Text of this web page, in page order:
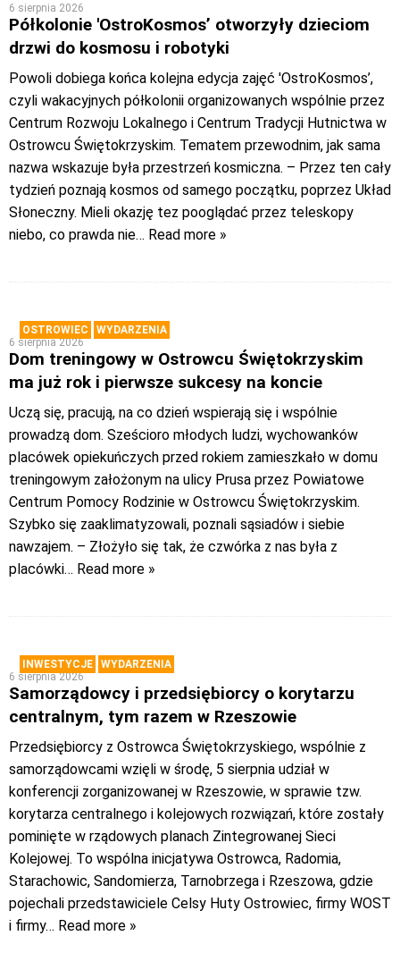
6 sierpnia 2026
Półkolonie 'OstroKosmos’ otworzyły dzieciom
drzwi do kosmosu i robotyki
Powoli dobiega końca kolejna edycja zajęć 'OstroKosmos’,
czyli wakacyjnych półkolonii organizowanych wspólnie przez
Centrum Rozwoju Lokalnego i Centrum Tradycji Hutnictwa w
Ostrowcu Świętokrzyskim. Tematem przewodnim, jak sama
nazwa wskazuje była przestrzeń kosmiczna. – Przez ten cały
tydzień poznają kosmos od samego początku, poprzez Układ
Słoneczny. Mieli okazję tez pooglądać przez teleskopy
niebo, co prawda nie… Read more »
OSTROWIEC
WYDARZENIA
6 sierpnia 2026
Dom treningowy w Ostrowcu Świętokrzyskim
ma już rok i pierwsze sukcesy na koncie
Uczą się, pracują, na co dzień wspierają się i wspólnie
prowadzą dom. Sześcioro młodych ludzi, wychowanków
placówek opiekuńczych przed rokiem zamieszkało w domu
treningowym założonym na ulicy Prusa przez Powiatowe
Centrum Pomocy Rodzinie w Ostrowcu Świętokrzyskim.
Szybko się zaaklimatyzowali, poznali sąsiadów i siebie
nawzajem. – Złożyło się tak, że czwórka z nas była z
placówki… Read more »
INWESTYCJE
WYDARZENIA
6 sierpnia 2026
Samorządowcy i przedsiębiorcy o korytarzu
centralnym, tym razem w Rzeszowie
Przedsiębiorcy z Ostrowca Świętokrzyskiego, wspólnie z
samorządowcami wzięli w środę, 5 sierpnia udział w
konferencji zorganizowanej w Rzeszowie, w sprawie tzw.
korytarza centralnego i kolejowych rozwiązań, które zostały
pominięte w rządowych planach Zintegrowanej Sieci
Kolejowej. To wspólna inicjatywa Ostrowca, Radomia,
Starachowic, Sandomierza, Tarnobrzega i Rzeszowa, gdzie
pojechali przedstawiciele Celsy Huty Ostrowiec, firmy WOST
i firmy… Read more »